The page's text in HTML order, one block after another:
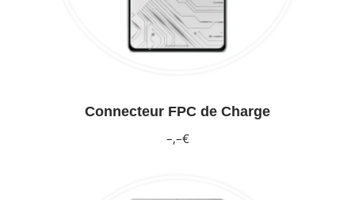
Connecteur FPC de Charge
–,–€